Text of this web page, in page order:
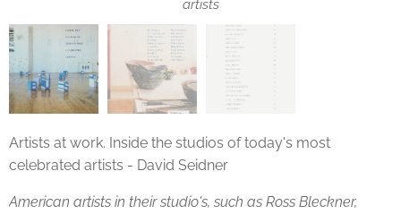
artists
artists
Artists at work. Inside the studios of today's most
celebrated artists - David Seidner
American artists in their studio's, such as Ross Bleckner,